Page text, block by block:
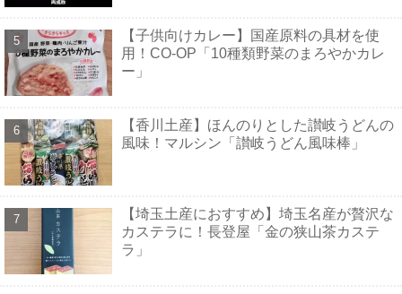
【子供向けカレー】国産原料の具材を使
用！CO-OP「10種類野菜のまろやかカレ
ー」
【香川土産】ほんのりとした讃岐うどんの
風味！マルシン「讃岐うどん風味棒」
【埼玉土産におすすめ】埼玉名産が贅沢な
カステラに！長登屋「金の狭山茶カステ
ラ」